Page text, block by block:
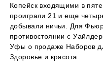
Копейск входящими в
проиграли 21 и еще
добывали ничьи. Для
противостоянии с
Уфы о продаже Наборов
Здоровье и красота.